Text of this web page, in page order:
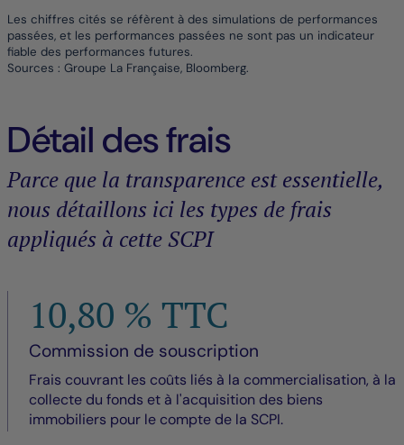
Les chiffres cités se réfèrent à des simulations de performances
passées, et les performances passées ne sont pas un indicateur
fiable des performances futures.
Sources : Groupe La Française, Bloomberg.
Détail des frais
Parce que la transparence est essentielle,
nous détaillons ici les types de frais
appliqués à cette SCPI
10,80 % TTC
Commission de souscription
Frais couvrant les coûts liés à la commercialisation, à la
collecte du fonds et à l'acquisition des biens
immobiliers pour le compte de la SCPI.